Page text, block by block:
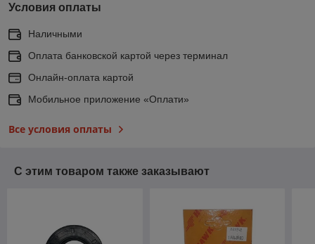
Условия оплаты
Наличными
Оплата банковской картой через терминал
Онлайн-оплата картой
Мобильное приложение «Оплати»
Все условия оплаты
С этим товаром также заказывают